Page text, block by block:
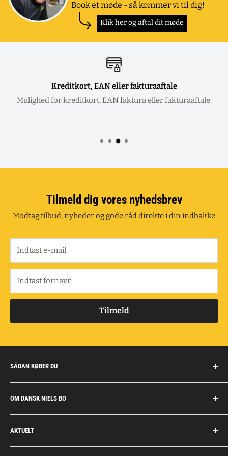
Book et møde - så kommer vi til dig!
Klik her og aftal dit møde
Kreditkort, EAN eller fakturaaftale
Mulighed for kreditkort, EAN faktura eller fakturaaftale.
Tilmeld dig vores nyhedsbrev
Modtag tilbud, nyheder og gode råd direkte i din indbakke
Indtast e-mail
Indtast fornavn
Tilmeld
SÅDAN KØBER DU
Handelsbetingelser
Fragt og retur
Privatkunder/erhverv
Fakturaaftale
OM DANSK NIELS BO
Om Dansk Niels Bo
Privatlivspolitik
Job
AKTUELT
Personlig rådgivning